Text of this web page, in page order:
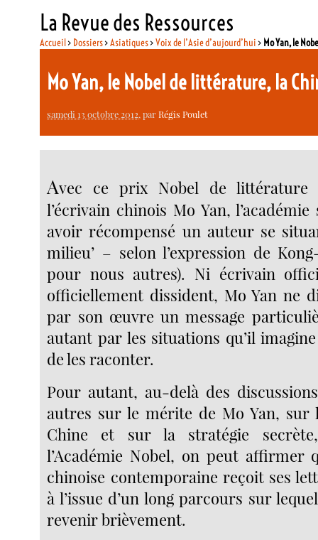
La Revue des Ressources
Accueil> Dossiers>Asiatiques>Voix de l’Asie d’aujourd’hui > Mo Yan, le
Mo Yan, le Nobel de littérature, la
samedi 13 octobre 2012, parRégis Poulet
Avec ce prix Nobel de littérature
l’écrivain chinois Mo Yan,
avoir récompensé un auteur se
milieu’ – selon l’expression de
pour nous autres). Ni écrivain
officiellement dissident, Mo Yan ne
par son œuvre un message
autant par les situations qu’il
de les raconter.
Pour autant, au-delà des
autres sur le mérite de Mo Yan, sur
Chine et sur la stratégie
l’Académie Nobel, on peut affirmer
chinoise contemporaine reçoit ses
à l’issue d’un long parcours sur
revenir brièvement.